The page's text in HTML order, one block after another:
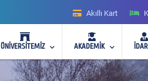
Akıllı Kart
ÜNİVERSİTEMİZ AKADEMİK